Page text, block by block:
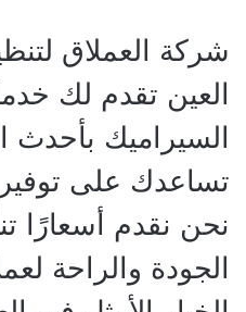
شركة العملاق
العين تقدم لك
السيراميك بأحدث
تساعدك على
نحن نقدم أسعارًا
الجودة والراحة